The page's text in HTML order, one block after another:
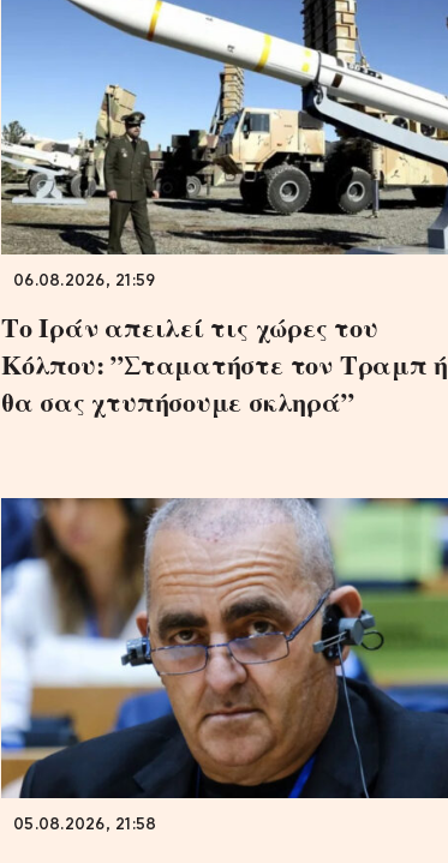
06.08.2026, 21:59
Το Ιράν απειλεί τις χώρες του
Κόλπου: ”Σταματήστε τον Τραμπ ή
θα σας χτυπήσουμε σκληρά”
05.08.2026, 21:58